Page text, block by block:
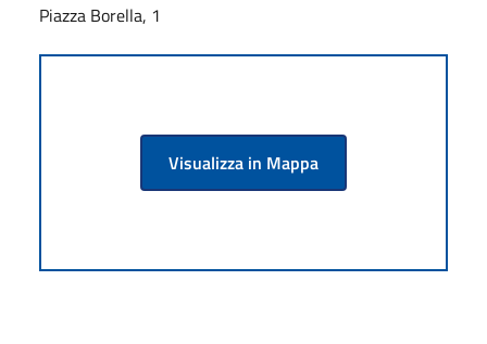
Piazza Borella, 1
Visualizza in Mappa